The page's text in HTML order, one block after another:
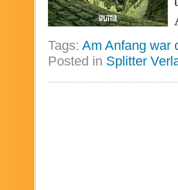
Tags: Am Anfang war
Posted in Splitter